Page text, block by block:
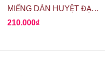
MIẾNG DÁN HUYỆT ĐẠO GIẢM ĐAU ROIHI TSUBOKO
210.000₫